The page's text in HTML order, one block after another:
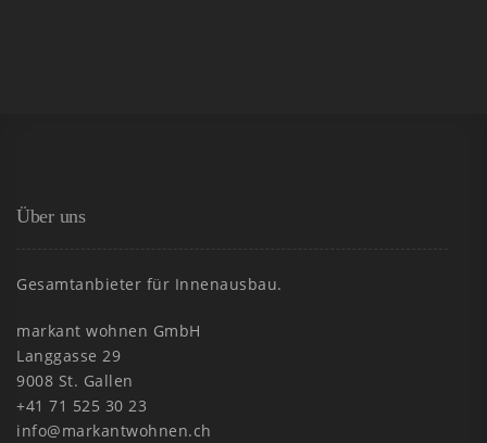
Über uns
Gesamtanbieter für Innenausbau.
markant wohnen GmbH
Langgasse 29
9008 St. Gallen
+41 71 525 30 23
info@markantwohnen.ch